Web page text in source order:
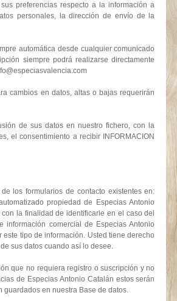
preferencias respecto a la información a
personales, la dirección de envío de la
automática desde cualquier comunicado
siempre podrá realizarse directamente
cambios en datos, altas o bajas requerirán
de sus datos en nuestro fichero, con la
el consentimiento a recibir INFORMACION
los formularios de contacto existentes en:
propiedad de Especias Antonio
la finalidad de identificarle en el caso del
comercial de Especias Antonio
tipo de información. Usted tiene derecho
sus datos cuando así lo desee.
que no requiera registro o suscripción y no
de Especias Antonio Catalán estos serán
guardados en nuestra Base de datos.